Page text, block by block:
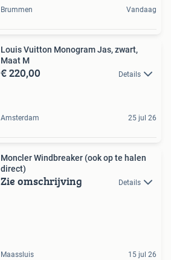
Brummen Vandaag
Louis Vuitton Monogram Jas, zwart,
Maat M
€ 220,00 Details
Amsterdam 25 jul 26
Moncler Windbreaker (ook op te halen
direct)
Zie omschrijving Details
Maassluis 15 jul 26